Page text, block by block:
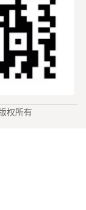
权所有